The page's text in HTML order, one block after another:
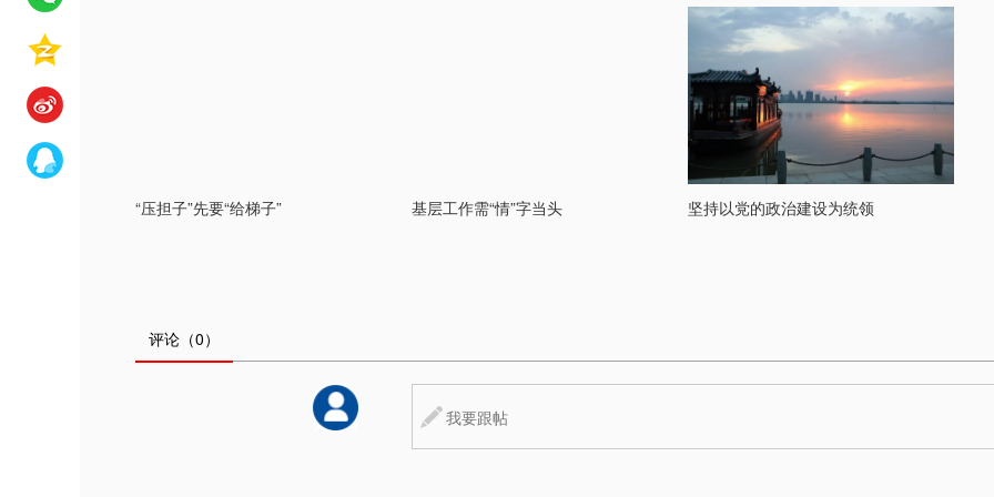
“压担子”先要“给梯子” 基层工作需“情”字当头 坚持以党的政治建设为统领
评论 （0）